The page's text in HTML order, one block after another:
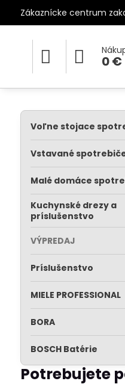
Zákaznícke centrum
0 €
Voľne stojace
Vstavané
Malé domáce
Kuchynské drezy a
príslušenstvo
VÝPREDAJ
Príslušenstvo
MIELE PROFESSIONAL
BORA
BOSCH Batérie
Potrebujete